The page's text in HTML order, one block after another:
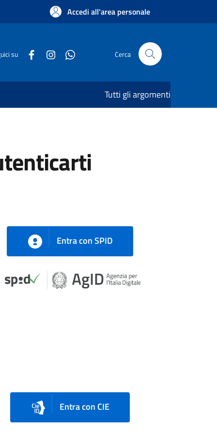
Accedi all'area personale
su Cerca
Tutti gli argomenti
Entra con SPID
Entra con CIE